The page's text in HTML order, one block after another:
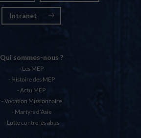
Intranet
Qui sommes-nous ?
Les MEP
Histoire des MEP
Actu MEP
Vocation Missionnaire
Martyrs d’Asie
Lutte contre les abus